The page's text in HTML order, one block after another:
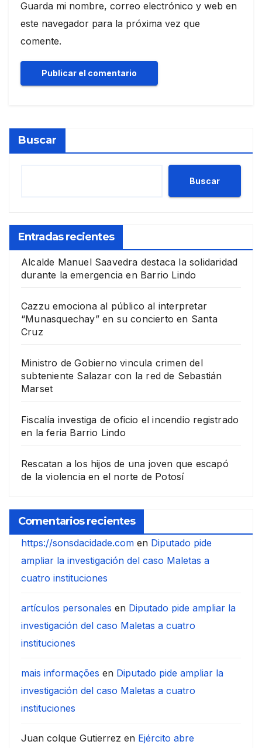
Guarda mi nombre, correo electrónico y web en
este navegador para la próxima vez que
comente.
Buscar
Buscar
Entradas recientes
Alcalde Manuel Saavedra destaca la solidaridad
durante la emergencia en Barrio Lindo
Cazzu emociona al público al interpretar
“Munasquechay” en su concierto en Santa
Cruz
Ministro de Gobierno vincula crimen del
subteniente Salazar con la red de Sebastián
Marset
Fiscalía investiga de oficio el incendio registrado
en la feria Barrio Lindo
Rescatan a los hijos de una joven que escapó
de la violencia en el norte de Potosí
Comentarios recientes
https://sonsdacidade.com en Diputado pide
ampliar la investigación del caso Maletas a
cuatro instituciones
artículos personales en Diputado pide ampliar la
investigación del caso Maletas a cuatro
instituciones
mais informações en Diputado pide ampliar la
investigación del caso Maletas a cuatro
instituciones
Juan colque Gutierrez en Ejército abre